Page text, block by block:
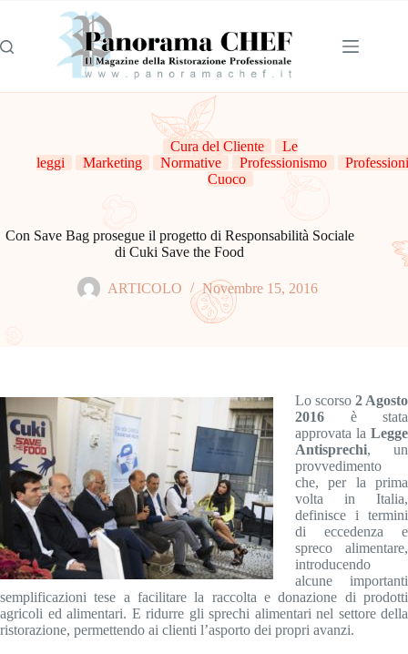
Cura del Cliente
Le
leggi
Marketing Normative Professionismo
Cuoco
Con Save Bag prosegue il progetto di Responsabilità Sociale
di Cuki Save the Food
ARTICOLO Novembre 15, 2016
Lo scorso 2 Agosto
2016 è stata
approvata la Legge
Antisprechi, un
provvedimento
che, per la prima
volta in Italia,
definisce i termini
di eccedenza e
spreco alimentare,
introducendo
alcune importanti
semplificazioni tese a facilitare la raccolta e donazione di prodotti
agricoli ed alimentari. E ridurre gli sprechi alimentari nel settore della
ristorazione, permettendo ai clienti l’asporto dei propri avanzi.